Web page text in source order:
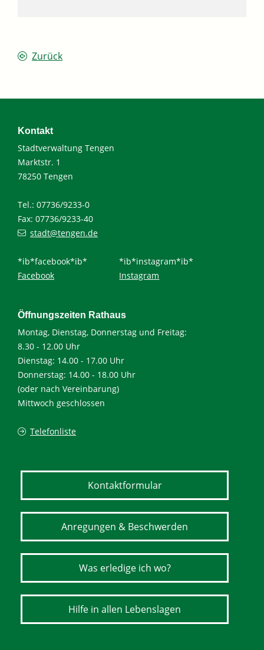
Zurück
Kontakt
Stadtverwaltung Tengen
Marktstr. 1
78250 Tengen
Tel.: 07736/9233-0
Fax: 07736/9233-40
stadt@tengen.de
*ib*facebook*ib*
Facebook
*ib*instagram*ib*
Instagram
Öffnungszeiten Rathaus
Montag, Dienstag, Donnerstag und Freitag:
8.30 - 12.00 Uhr
Dienstag: 14.00 - 17.00 Uhr
Donnerstag: 14.00 - 18.00 Uhr
(oder nach Vereinbarung)
Mittwoch geschlossen
Telefonliste
Kontaktformular
Anregungen & Beschwerden
Was erledige ich wo?
Hilfe in allen Lebenslagen